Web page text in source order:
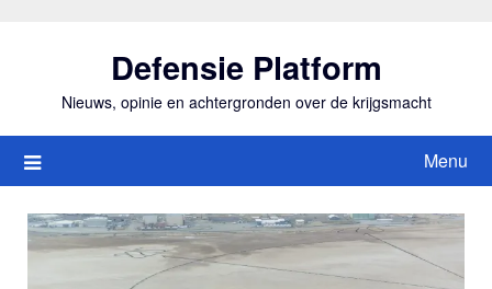
Defensie Platform
Nieuws, opinie en achtergronden over de krijgsmacht
Menu